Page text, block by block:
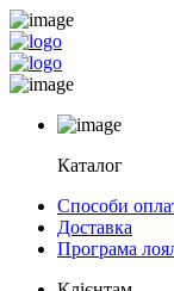
Каталог
Способи
Доставка
Програма